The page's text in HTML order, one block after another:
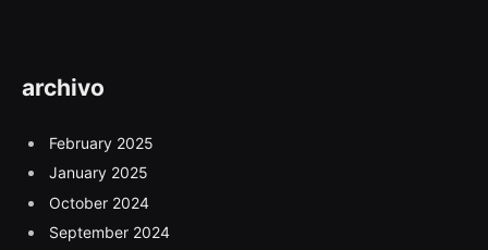
archivo
February 2025
January 2025
October 2024
September 2024